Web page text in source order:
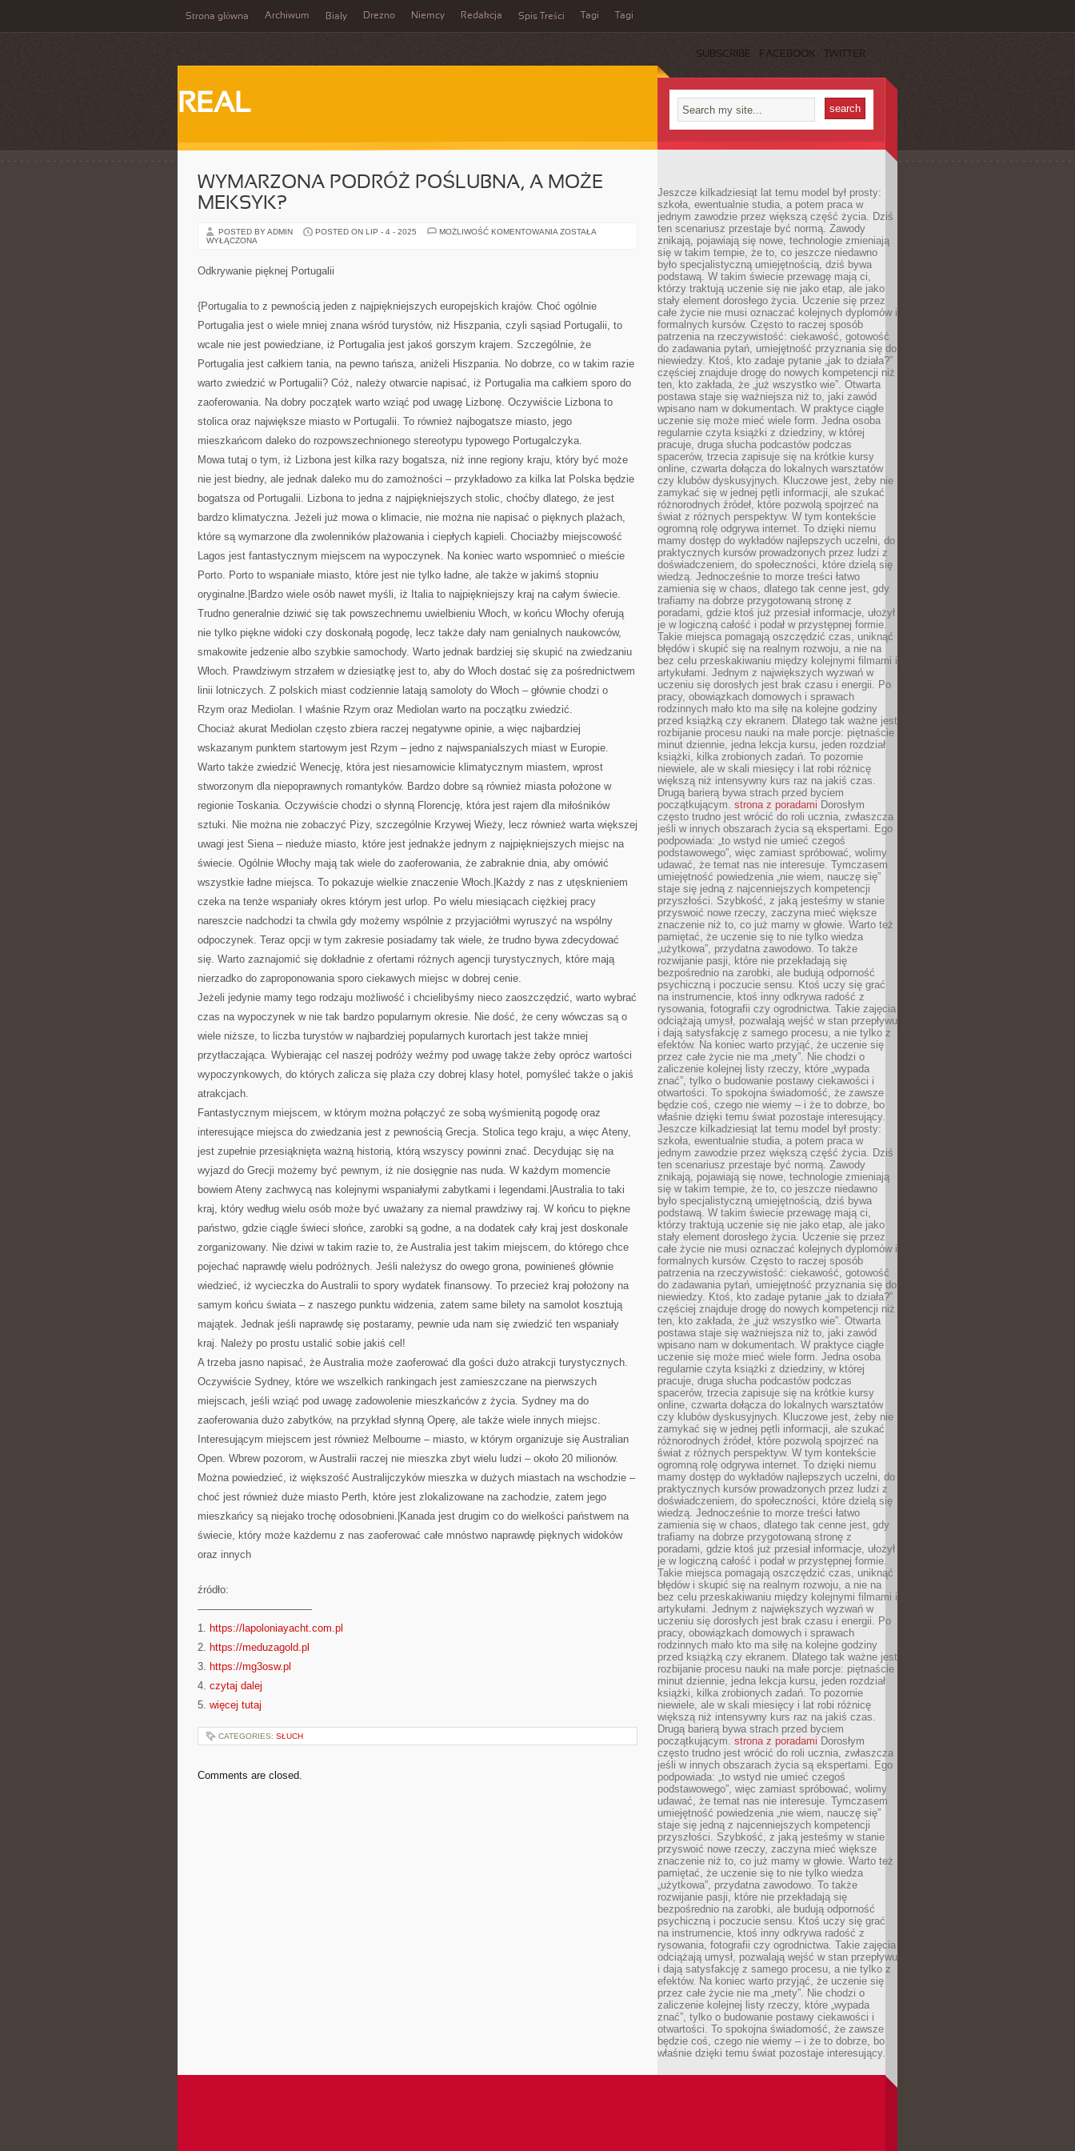
Strona główna Archiwum Biały Drezno Niemcy Redakcja Spis Treści Tagi Tagi
SUBSCRIBE FACEBOOK TWITTER
REAL
WYMARZONA PODRÓŻ POŚLUBNA, A MOŻE
MEKSYK?
POSTED BY ADMIN POSTED ON LIP - 4 - 2025 MOŻLIWOŚĆ KOMENTOWANIA WYMARZONA
ZOSTAŁA
WYŁĄCZONA
Odkrywanie pięknej Portugalii
{Portugalia to z pewnością jeden z najpiękniejszych europejskich krajów. Choć ogólnie
Portugalia jest o wiele mniej znana wśród turystów, niż Hiszpania, czyli sąsiad Portugalii, to
wcale nie jest powiedziane, iż Portugalia jest jakoś gorszym krajem. Szczególnie, że
Portugalia jest całkiem tania, na pewno tańsza, aniżeli Hiszpania. No dobrze, co w takim razie
warto zwiedzić w Portugalii? Cóż, należy otwarcie napisać, iż Portugalia ma całkiem sporo do
zaoferowania. Na dobry początek warto wziąć pod uwagę Lizbonę. Oczywiście Lizbona to
stolica oraz największe miasto w Portugalii. To również najbogatsze miasto, jego
mieszkańcom daleko do rozpowszechnionego stereotypu typowego Portugalczyka.
Mowa tutaj o tym, iż Lizbona jest kilka razy bogatsza, niż inne regiony kraju, który być może
nie jest biedny, ale jednak daleko mu do zamożności – przykładowo za kilka lat Polska będzie
bogatsza od Portugalii. Lizbona to jedna z najpiękniejszych stolic, choćby dlatego, że jest
bardzo klimatyczna. Jeżeli już mowa o klimacie, nie można nie napisać o pięknych plażach,
które są wymarzone dla zwolenników plażowania i ciepłych kąpieli. Chociażby miejscowość
Lagos jest fantastycznym miejscem na wypoczynek. Na koniec warto wspomnieć o mieście
Porto. Porto to wspaniałe miasto, które jest nie tylko ładne, ale także w jakimś stopniu
oryginalne.|Bardzo wiele osób nawet myśli, iż Italia to najpiękniejszy kraj na całym świecie.
Trudno generalnie dziwić się tak powszechnemu uwielbieniu Włoch, w końcu Włochy oferują
nie tylko piękne widoki czy doskonałą pogodę, lecz także dały nam genialnych naukowców,
smakowite jedzenie albo szybkie samochody. Warto jednak bardziej się skupić na zwiedzaniu
Włoch. Prawdziwym strzałem w dziesiątkę jest to, aby do Włoch dostać się za pośrednictwem
linii lotniczych. Z polskich miast codziennie latają samoloty do Włoch – głównie chodzi o
Rzym oraz Mediolan. I właśnie Rzym oraz Mediolan warto na początku zwiedzić.
Chociaż akurat Mediolan często zbiera raczej negatywne opinie, a więc najbardziej
wskazanym punktem startowym jest Rzym – jedno z najwspanialszych miast w Europie.
Warto także zwiedzić Wenecję, która jest niesamowicie klimatycznym miastem, wprost
stworzonym dla niepoprawnych romantyków. Bardzo dobre są również miasta położone w
regionie Toskania. Oczywiście chodzi o słynną Florencję, która jest rajem dla miłośników
sztuki. Nie można nie zobaczyć Pizy, szczególnie Krzywej Wieży, lecz również warta większej
uwagi jest Siena – nieduże miasto, które jest jednakże jednym z najpiękniejszych miejsc na
świecie. Ogólnie Włochy mają tak wiele do zaoferowania, że zabraknie dnia, aby omówić
wszystkie ładne miejsca. To pokazuje wielkie znaczenie Włoch.|Każdy z nas z utęsknieniem
czeka na tenże wspaniały okres którym jest urlop. Po wielu miesiącach ciężkiej pracy
nareszcie nadchodzi ta chwila gdy możemy wspólnie z przyjaciółmi wyruszyć na wspólny
odpoczynek. Teraz opcji w tym zakresie posiadamy tak wiele, że trudno bywa zdecydować
się. Warto zaznajomić się dokładnie z ofertami różnych agencji turystycznych, które mają
nierzadko do zaproponowania sporo ciekawych miejsc w dobrej cenie.
Jeżeli jedynie mamy tego rodzaju możliwość i chcielibyśmy nieco zaoszczędzić, warto wybrać
czas na wypoczynek w nie tak bardzo popularnym okresie. Nie dość, że ceny wówczas są o
wiele niższe, to liczba turystów w najbardziej popularnych kurortach jest także mniej
przytłaczająca. Wybierając cel naszej podróży weźmy pod uwagę także żeby oprócz wartości
wypoczynkowych, do których zalicza się plaża czy dobrej klasy hotel, pomyśleć także o jakiś
atrakcjach.
Fantastycznym miejscem, w którym można połączyć ze sobą wyśmienitą pogodę oraz
interesujące miejsca do zwiedzania jest z pewnością Grecja. Stolica tego kraju, a więc Ateny,
jest zupełnie przesiąknięta ważną historią, którą wszyscy powinni znać. Decydując się na
wyjazd do Grecji możemy być pewnym, iż nie dosięgnie nas nuda. W każdym momencie
bowiem Ateny zachwycą nas kolejnymi wspaniałymi zabytkami i legendami.|Australia to taki
kraj, który według wielu osób może być uważany za niemal prawdziwy raj. W końcu to piękne
państwo, gdzie ciągle świeci słońce, zarobki są godne, a na dodatek cały kraj jest doskonale
zorganizowany. Nie dziwi w takim razie to, że Australia jest takim miejscem, do którego chce
pojechać naprawdę wielu podróżnych. Jeśli należysz do owego grona, powinieneś głównie
wiedzieć, iż wycieczka do Australii to spory wydatek finansowy. To przecież kraj położony na
samym końcu świata – z naszego punktu widzenia, zatem same bilety na samolot kosztują
majątek. Jednak jeśli naprawdę się postaramy, pewnie uda nam się zwiedzić ten wspaniały
kraj. Należy po prostu ustalić sobie jakiś cel!
A trzeba jasno napisać, że Australia może zaoferować dla gości dużo atrakcji turystycznych.
Oczywiście Sydney, które we wszelkich rankingach jest zamieszczane na pierwszych
miejscach, jeśli wziąć pod uwagę zadowolenie mieszkańców z życia. Sydney ma do
zaoferowania dużo zabytków, na przykład słynną Operę, ale także wiele innych miejsc.
Interesującym miejscem jest również Melbourne – miasto, w którym organizuje się Australian
Open. Wbrew pozorom, w Australii raczej nie mieszka zbyt wielu ludzi – około 20 milionów.
Można powiedzieć, iż większość Australijczyków mieszka w dużych miastach na wschodzie –
choć jest również duże miasto Perth, które jest zlokalizowane na zachodzie, zatem jego
mieszkańcy są niejako trochę odosobnieni.|Kanada jest drugim co do wielkości państwem na
świecie, który może każdemu z nas zaoferować całe mnóstwo naprawdę pięknych widoków
oraz innych
źródło:
———————————
1. https://lapoloniayacht.com.pl
2. https://meduzagold.pl
3. https://mg3osw.pl
4. czytaj dalej
5. więcej tutaj
CATEGORIES: SŁUCH
Comments are closed.
Jeszcze kilkadziesiąt lat temu model był prosty:
szkoła, ewentualnie studia, a potem praca w
jednym zawodzie przez większą część życia. Dziś
ten scenariusz przestaje być normą. Zawody
znikają, pojawiają się nowe, technologie zmieniają
się w takim tempie, że to, co jeszcze niedawno
było specjalistyczną umiejętnością, dziś bywa
podstawą. W takim świecie przewagę mają ci,
którzy traktują uczenie się nie jako etap, ale jako
stały element dorosłego życia. Uczenie się przez
całe życie nie musi oznaczać kolejnych dyplomów i
formalnych kursów. Często to raczej sposób
patrzenia na rzeczywistość: ciekawość, gotowość
do zadawania pytań, umiejętność przyznania się do
niewiedzy. Ktoś, kto zadaje pytanie „jak to działa?”
częściej znajduje drogę do nowych kompetencji niż
ten, kto zakłada, że „już wszystko wie”. Otwarta
postawa staje się ważniejsza niż to, jaki zawód
wpisano nam w dokumentach. W praktyce ciągłe
uczenie się może mieć wiele form. Jedna osoba
regularnie czyta książki z dziedziny, w której
pracuje, druga słucha podcastów podczas
spacerów, trzecia zapisuje się na krótkie kursy
online, czwarta dołącza do lokalnych warsztatów
czy klubów dyskusyjnych. Kluczowe jest, żeby nie
zamykać się w jednej pętli informacji, ale szukać
różnorodnych źródeł, które pozwolą spojrzeć na
świat z różnych perspektyw. W tym kontekście
ogromną rolę odgrywa internet. To dzięki niemu
mamy dostęp do wykładów najlepszych uczelni, do
praktycznych kursów prowadzonych przez ludzi z
doświadczeniem, do społeczności, które dzielą się
wiedzą. Jednocześnie to morze treści łatwo
zamienia się w chaos, dlatego tak cenne jest, gdy
trafiamy na dobrze przygotowaną stronę z
poradami, gdzie ktoś już przesiał informacje, ułożył
je w logiczną całość i podał w przystępnej formie.
Takie miejsca pomagają oszczędzić czas, uniknąć
błędów i skupić się na realnym rozwoju, a nie na
bez celu przeskakiwaniu między kolejnymi filmami i
artykułami. Jednym z największych wyzwań w
uczeniu się dorosłych jest brak czasu i energii. Po
pracy, obowiązkach domowych i sprawach
rodzinnych mało kto ma siłę na kolejne godziny
przed książką czy ekranem. Dlatego tak ważne jest
rozbijanie procesu nauki na małe porcje: piętnaście
minut dziennie, jedna lekcja kursu, jeden rozdział
książki, kilka zrobionych zadań. To pozornie
niewiele, ale w skali miesięcy i lat robi różnicę
większą niż intensywny kurs raz na jakiś czas.
Drugą barierą bywa strach przed byciem
początkującym. strona z poradami Dorosłym
często trudno jest wrócić do roli ucznia, zwłaszcza
jeśli w innych obszarach życia są ekspertami. Ego
podpowiada: „to wstyd nie umieć czegoś
podstawowego”, więc zamiast spróbować, wolimy
udawać, że temat nas nie interesuje. Tymczasem
umiejętność powiedzenia „nie wiem, nauczę się”
staje się jedną z najcenniejszych kompetencji
przyszłości. Szybkość, z jaką jesteśmy w stanie
przyswoić nowe rzeczy, zaczyna mieć większe
znaczenie niż to, co już mamy w głowie. Warto też
pamiętać, że uczenie się to nie tylko wiedza
„użytkowa”, przydatna zawodowo. To także
rozwijanie pasji, które nie przekładają się
bezpośrednio na zarobki, ale budują odporność
psychiczną i poczucie sensu. Ktoś uczy się grać
na instrumencie, ktoś inny odkrywa radość z
rysowania, fotografii czy ogrodnictwa. Takie zajęcia
odciążają umysł, pozwalają wejść w stan przepływu
i dają satysfakcję z samego procesu, a nie tylko z
efektów. Na koniec warto przyjąć, że uczenie się
przez całe życie nie ma „mety”. Nie chodzi o
zaliczenie kolejnej listy rzeczy, które „wypada
znać”, tylko o budowanie postawy ciekawości i
otwartości. To spokojna świadomość, że zawsze
będzie coś, czego nie wiemy – i że to dobrze, bo
właśnie dzięki temu świat pozostaje interesujący.
Jeszcze kilkadziesiąt lat temu model był prosty:
szkoła, ewentualnie studia, a potem praca w
jednym zawodzie przez większą część życia. Dziś
ten scenariusz przestaje być normą. Zawody
znikają, pojawiają się nowe, technologie zmieniają
się w takim tempie, że to, co jeszcze niedawno
było specjalistyczną umiejętnością, dziś bywa
podstawą. W takim świecie przewagę mają ci,
którzy traktują uczenie się nie jako etap, ale jako
stały element dorosłego życia. Uczenie się przez
całe życie nie musi oznaczać kolejnych dyplomów i
formalnych kursów. Często to raczej sposób
patrzenia na rzeczywistość: ciekawość, gotowość
do zadawania pytań, umiejętność przyznania się do
niewiedzy. Ktoś, kto zadaje pytanie „jak to działa?”
częściej znajduje drogę do nowych kompetencji niż
ten, kto zakłada, że „już wszystko wie”. Otwarta
postawa staje się ważniejsza niż to, jaki zawód
wpisano nam w dokumentach. W praktyce ciągłe
uczenie się może mieć wiele form. Jedna osoba
regularnie czyta książki z dziedziny, w której
pracuje, druga słucha podcastów podczas
spacerów, trzecia zapisuje się na krótkie kursy
online, czwarta dołącza do lokalnych warsztatów
czy klubów dyskusyjnych. Kluczowe jest, żeby nie
zamykać się w jednej pętli informacji, ale szukać
różnorodnych źródeł, które pozwolą spojrzeć na
świat z różnych perspektyw. W tym kontekście
ogromną rolę odgrywa internet. To dzięki niemu
mamy dostęp do wykładów najlepszych uczelni, do
praktycznych kursów prowadzonych przez ludzi z
doświadczeniem, do społeczności, które dzielą się
wiedzą. Jednocześnie to morze treści łatwo
zamienia się w chaos, dlatego tak cenne jest, gdy
trafiamy na dobrze przygotowaną stronę z
poradami, gdzie ktoś już przesiał informacje, ułożył
je w logiczną całość i podał w przystępnej formie.
Takie miejsca pomagają oszczędzić czas, uniknąć
błędów i skupić się na realnym rozwoju, a nie na
bez celu przeskakiwaniu między kolejnymi filmami i
artykułami. Jednym z największych wyzwań w
uczeniu się dorosłych jest brak czasu i energii. Po
pracy, obowiązkach domowych i sprawach
rodzinnych mało kto ma siłę na kolejne godziny
przed książką czy ekranem. Dlatego tak ważne jest
rozbijanie procesu nauki na małe porcje: piętnaście
minut dziennie, jedna lekcja kursu, jeden rozdział
książki, kilka zrobionych zadań. To pozornie
niewiele, ale w skali miesięcy i lat robi różnicę
większą niż intensywny kurs raz na jakiś czas.
Drugą barierą bywa strach przed byciem
początkującym. strona z poradami Dorosłym
często trudno jest wrócić do roli ucznia, zwłaszcza
jeśli w innych obszarach życia są ekspertami. Ego
podpowiada: „to wstyd nie umieć czegoś
podstawowego”, więc zamiast spróbować, wolimy
udawać, że temat nas nie interesuje. Tymczasem
umiejętność powiedzenia „nie wiem, nauczę się”
staje się jedną z najcenniejszych kompetencji
przyszłości. Szybkość, z jaką jesteśmy w stanie
przyswoić nowe rzeczy, zaczyna mieć większe
znaczenie niż to, co już mamy w głowie. Warto też
pamiętać, że uczenie się to nie tylko wiedza
„użytkowa”, przydatna zawodowo. To także
rozwijanie pasji, które nie przekładają się
bezpośrednio na zarobki, ale budują odporność
psychiczną i poczucie sensu. Ktoś uczy się grać
na instrumencie, ktoś inny odkrywa radość z
rysowania, fotografii czy ogrodnictwa. Takie zajęcia
odciążają umysł, pozwalają wejść w stan przepływu
i dają satysfakcję z samego procesu, a nie tylko z
efektów. Na koniec warto przyjąć, że uczenie się
przez całe życie nie ma „mety”. Nie chodzi o
zaliczenie kolejnej listy rzeczy, które „wypada
znać”, tylko o budowanie postawy ciekawości i
otwartości. To spokojna świadomość, że zawsze
będzie coś, czego nie wiemy – i że to dobrze, bo
właśnie dzięki temu świat pozostaje interesujący.